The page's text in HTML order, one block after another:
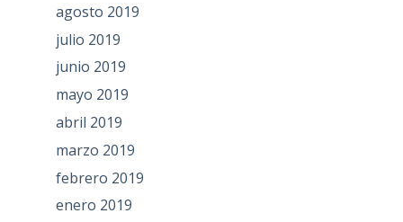
agosto 2019
julio 2019
junio 2019
mayo 2019
abril 2019
marzo 2019
febrero 2019
enero 2019